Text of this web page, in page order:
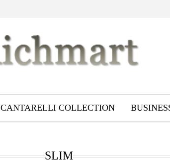
CANTARELLI COLLECTION
SLIM